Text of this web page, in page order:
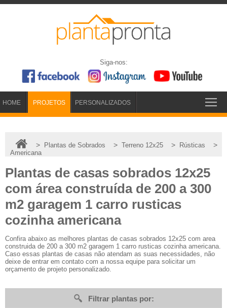
Siga-nos:
HOME PROJETOS PERSONALIZADOS
> Plantas de Sobrados > Terreno 12x25 > Rústicas >
Americana
Plantas de casas sobrados 12x25
com área construída de 200 a 300
m2 garagem 1 carro rusticas
cozinha americana
Confira abaixo as melhores plantas de casas sobrados 12x25 com area
construida de 200 a 300 m2 garagem 1 carro rusticas cozinha americana.
Caso essas plantas de casas não atendam as suas necessidades, não
deixe de entrar em contato com a nossa equipe para solicitar um
orçamento de projeto personalizado.
Filtrar plantas por: